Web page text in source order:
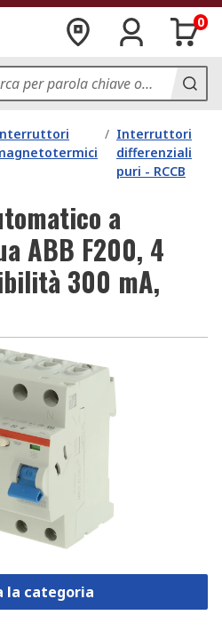
0
/ Interruttori
differenziali
puri - RCCB
a
ABB F200, 4
300 mA,
la categoria